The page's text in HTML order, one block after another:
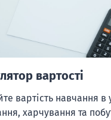
вартості
вартість навчання в
харчування та